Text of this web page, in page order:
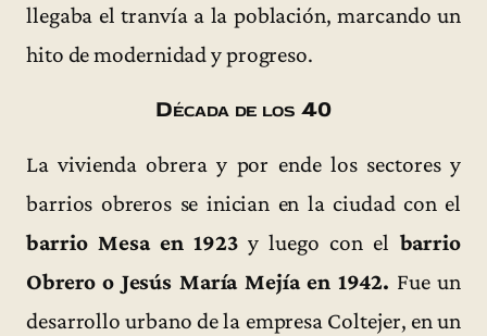
llegaba el tranvía a la población, marcando un
hito de modernidad y progreso.
Década de los 40
La vivienda obrera y por ende los sectores y
barrios obreros se inician en la ciudad con el
barrio Mesa en 1923y luego con el barrio
Obrero o Jesús María Mejía en 1942. Fue un
desarrollo urbano de la empresa Coltejer, en un